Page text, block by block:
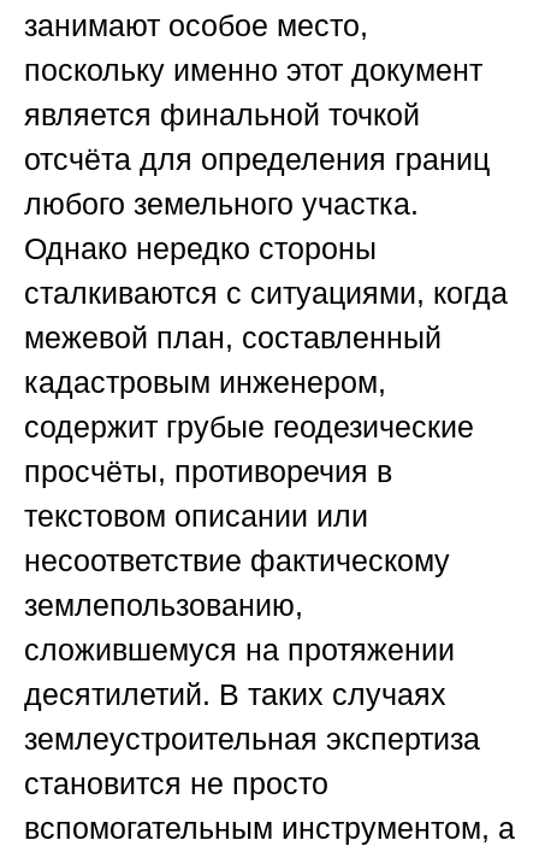
занимают особое место,
поскольку именно этот документ
является финальной точкой
отсчёта для определения границ
любого земельного участка.
Однако нередко стороны
сталкиваются с ситуациями, когда
межевой план, составленный
кадастровым инженером,
содержит грубые геодезические
просчёты, противоречия в
текстовом описании или
несоответствие фактическому
землепользованию,
сложившемуся на протяжении
десятилетий. В таких случаях
землеустроительная экспертиза
становится не просто
вспомогательным инструментом, а